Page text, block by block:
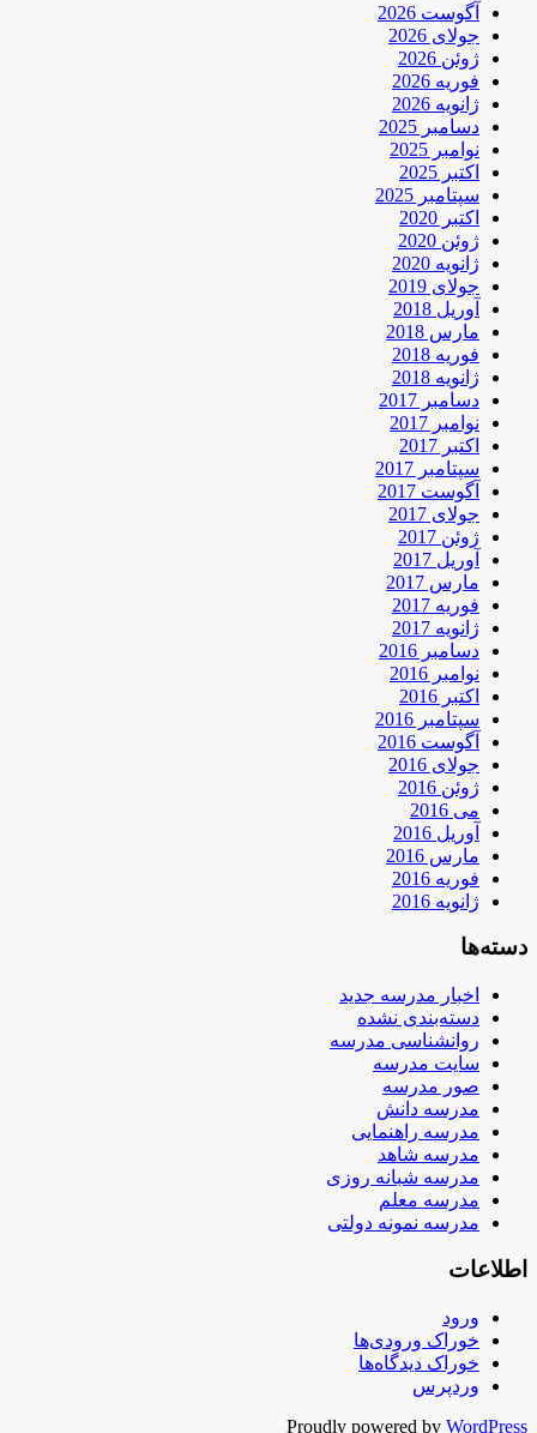
آگوست 2026
جولای 2026
ژوئن 2026
فوریه 2026
ژانویه 2026
دسامبر 2025
نوامبر 2025
اکتبر 2025
سپتامبر 2025
اکتبر 2020
ژوئن 2020
ژانویه 2020
جولای 2019
آوریل 2018
مارس 2018
فوریه 2018
ژانویه 2018
دسامبر 2017
نوامبر 2017
اکتبر 2017
سپتامبر 2017
آگوست 2017
جولای 2017
ژوئن 2017
آوریل 2017
مارس 2017
فوریه 2017
ژانویه 2017
دسامبر 2016
نوامبر 2016
اکتبر 2016
سپتامبر 2016
آگوست 2016
جولای 2016
ژوئن 2016
می 2016
آوریل 2016
مارس 2016
فوریه 2016
ژانویه 2016
دسته‌ها
اخبار مدرسه جدید
دسته‌بندی نشده
روانشناسی مدرسه
سایت مدرسه
صور مدرسه
مدرسه دانش
مدرسه راهنمایی
مدرسه شاهد
مدرسه شبانه روزی
مدرسه معلم
مدرسه نمونه دولتی
اطلاعات
ورود
خوراک ورودی‌ها
خوراک دیدگاه‌ها
وردپرس
Proudly powered by WordPress